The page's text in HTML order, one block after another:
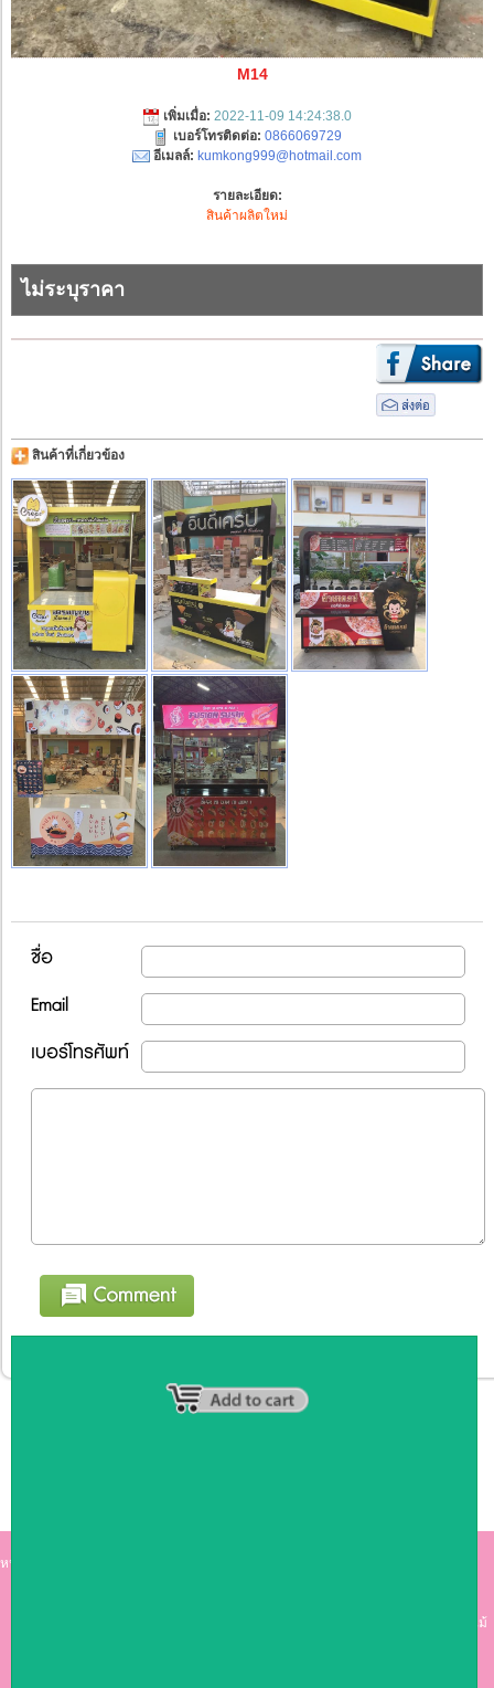
M14
เพิ่มเมื่อ: 2022-11-09 14:24:38.0
เบอร์โทรติดต่อ: 0866069729
อีเมลล์: kumkong999@hotmail.com
รายละเอียด:
สินค้าผลิตใหม่
ไม่ระบุราคา
สินค้าที่เกี่ยวข้อง
ชื่อ
Email
เบอร์โทรศัพท์
หน้าหลัก
คาร์เตอร์ เฟอร์นิเจอร์ ซุ้มไม้